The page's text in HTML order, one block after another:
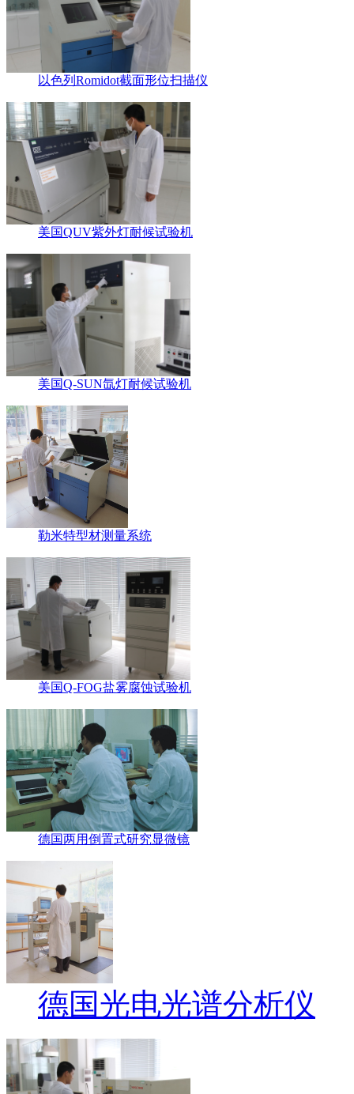
以色列Romidot截面形位扫描仪
美国QUV紫外灯耐候试验机
美国Q-SUN氙灯耐候试验机
勒米特型材测量系统
美国Q-FOG盐雾腐蚀试验机
德国两用倒置式研究显微镜
德国光电光谱分析仪